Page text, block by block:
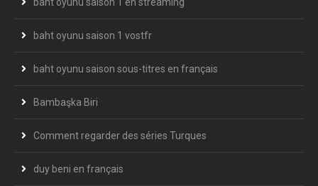
baht oyunu saison 1 en streaming
baht oyunu saison 1 vostfr
baht oyunu saison sous-titres en français
Bambaşka Biri
Comment regarder des séries Turques
duy beni en français